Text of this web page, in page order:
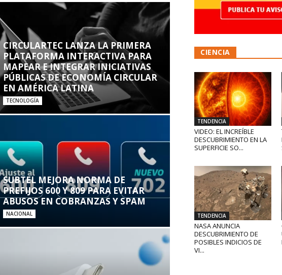
CIRCULARTEC LANZA LA PRIMERA
PLATAFORMA INTERACTIVA PARA
MAPEAR E INTEGRAR INICIATIVAS
PÚBLICAS DE ECONOMÍA CIRCULAR
EN AMÉRICA LATINA
TECNOLOGÍA
SUBTEL MEJORA NORMA DE
PREFIJOS 600 Y 809 PARA EVITAR
ABUSOS EN COBRANZAS Y SPAM
NACIONAL
CIENCIA
TENDENCIA
VIDEO: EL INCREÍBLE
DESCUBRIMIENTO EN LA
SUPERFICIE SO...
TENDENCIA
NASA ANUNCIA
DESCUBRIMIENTO DE
POSIBLES INDICIOS DE
VI...